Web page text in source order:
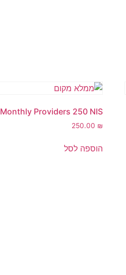
Monthly Providers 250 NIS
250.00 ₪
הוספה לסל